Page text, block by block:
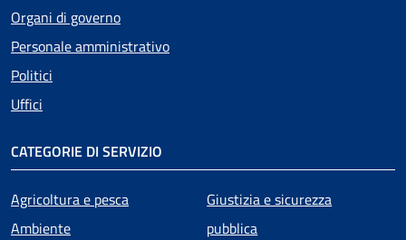
Organi di governo
Personale amministrativo
Politici
Uffici
CATEGORIE DI SERVIZIO
Agricoltura e pesca
Ambiente
Giustizia e sicurezza
pubblica